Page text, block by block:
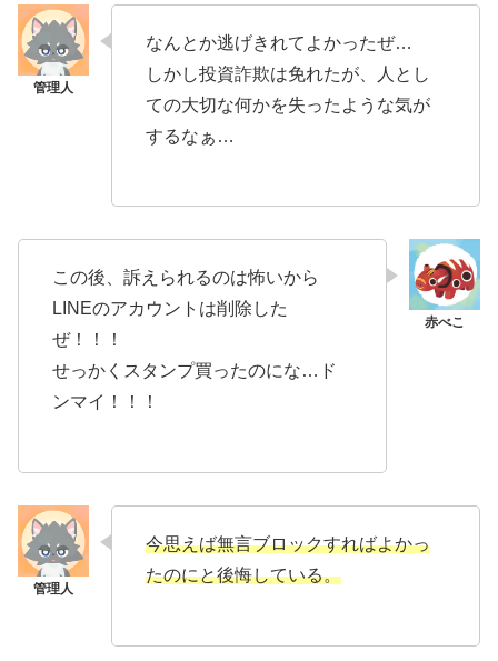
なんとか逃げきれてよかったぜ…
しかし投資詐欺は免れたが、人とし
ての大切な何かを失ったような気が
するなぁ…
この後、訴えられるのは怖いから
LINEのアカウントは削除した
ぜ！！！
せっかくスタンプ買ったのにな…ド
ンマイ！！！
今思えば無言ブロックすればよかっ
たのにと後悔している。